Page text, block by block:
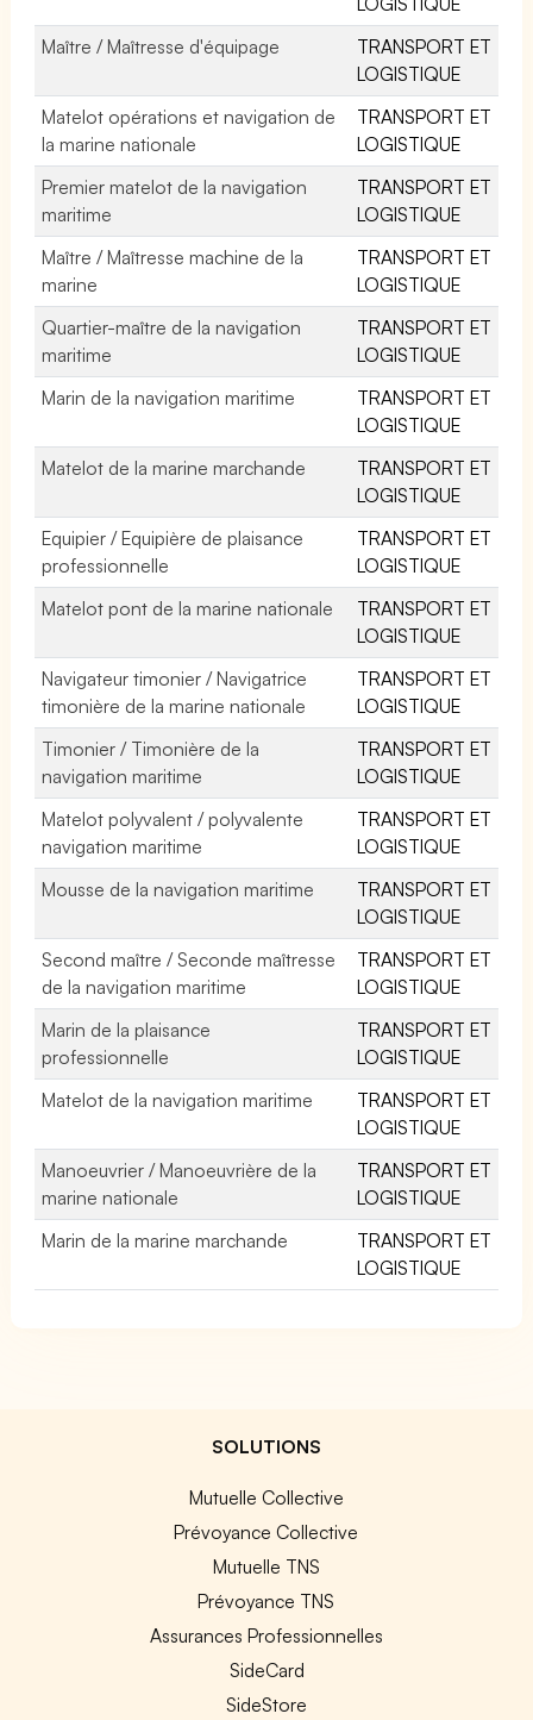
Maître / Maîtresse d'équipage
TRANSPORT ET
LOGISTIQUE
Matelot opérations et navigation de
la marine nationale
TRANSPORT ET
LOGISTIQUE
Premier matelot de la navigation
maritime
TRANSPORT ET
LOGISTIQUE
Maître / Maîtresse machine de la
marine
TRANSPORT ET
LOGISTIQUE
Quartier-maître de la navigation
maritime
TRANSPORT ET
LOGISTIQUE
Marin de la navigation maritime
TRANSPORT ET
LOGISTIQUE
Matelot de la marine marchande
TRANSPORT ET
LOGISTIQUE
Equipier / Equipière de plaisance
professionnelle
TRANSPORT ET
LOGISTIQUE
Matelot pont de la marine nationale
TRANSPORT ET
LOGISTIQUE
Navigateur timonier / Navigatrice
timonière de la marine nationale
TRANSPORT ET
LOGISTIQUE
Timonier / Timonière de la
navigation maritime
TRANSPORT ET
LOGISTIQUE
Matelot polyvalent / polyvalente
navigation maritime
TRANSPORT ET
LOGISTIQUE
Mousse de la navigation maritime
TRANSPORT ET
LOGISTIQUE
Second maître / Seconde maîtresse
de la navigation maritime
TRANSPORT ET
LOGISTIQUE
Marin de la plaisance
professionnelle
TRANSPORT ET
LOGISTIQUE
Matelot de la navigation maritime
TRANSPORT ET
LOGISTIQUE
Manoeuvrier / Manoeuvrière de la
marine nationale
TRANSPORT ET
LOGISTIQUE
Marin de la marine marchande
TRANSPORT ET
LOGISTIQUE
SOLUTIONS
Mutuelle Collective
Prévoyance Collective
Mutuelle TNS
Prévoyance TNS
Assurances Professionnelles
SideCard
SideStore